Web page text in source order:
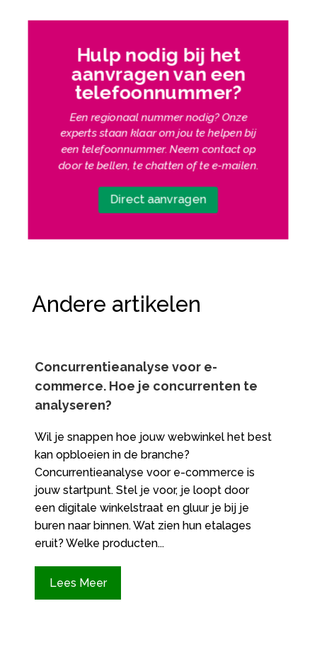
Hulp nodig bij het
aanvragen van een
telefoonnummer?
Een regionaal nummer nodig? Onze
experts staan klaar om jou te helpen bij
een telefoonnummer.Neem contact op
door te bellen, te chatten of te e-mailen.
Direct aanvragen
Andere artikelen
Concurrentieanalyse voor e-
commerce.​ Hoe je concurrenten te
analyseren?
Wil je snappen hoe jouw webwinkel het best
kan opbloeien in de branche?
Concurrentieanalyse voor e-commerce is
jouw startpunt.​ Stel je voor, je loopt door
een digitale winkelstraat en gluur je bij je
buren naar binnen.​ Wat zien hun etalages
eruit? Welke producten...
Lees Meer